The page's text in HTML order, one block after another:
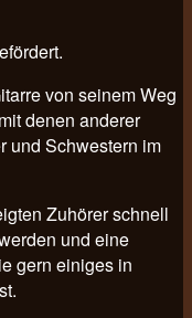
von seinem Weg
denen anderer
und Schwestern im
Zuhörer schnell
und eine
gern einiges in